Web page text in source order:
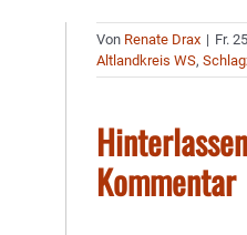
Von Renate Drax | Fr.
Altlandkreis WS,
Kommentar